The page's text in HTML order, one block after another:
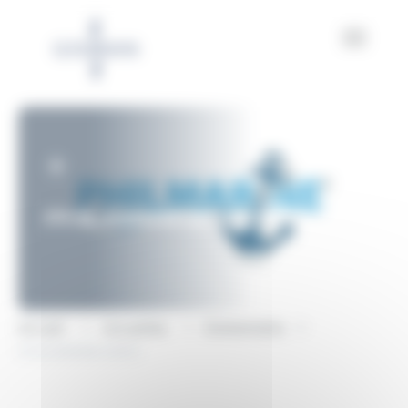
PHILMARINE EXPO